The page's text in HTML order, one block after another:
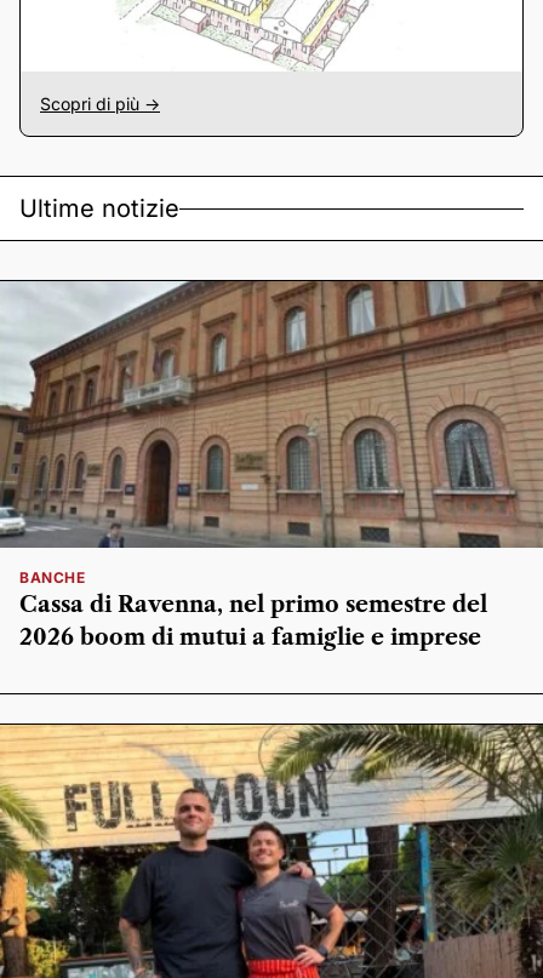
Scopri di più ->
Ultime notizie
BANCHE
Cassa di Ravenna, nel primo semestre del
2026 boom di mutui a famiglie e imprese